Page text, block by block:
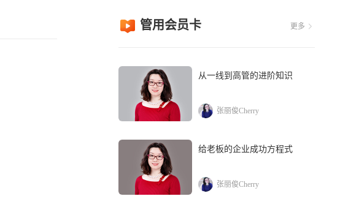
管用会员卡 更多
从一线到高管的进阶知识
张丽俊Cherry
给老板的企业成功方程式
张丽俊Cherry